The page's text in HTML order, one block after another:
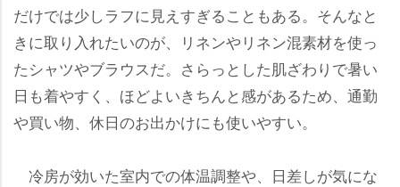
だけでは少しラフに見えすぎることもある。そんなと
きに取り入れたいのが、リネンやリネン混素材を使っ
たシャツやブラウスだ。さらっとした肌ざわりで暑い
日も着やすく、ほどよいきちんと感があるため、通勤
買い物、休日のお出かけにも使いやすい。
冷房が効いた室内での体温調整や、日差しが気にな